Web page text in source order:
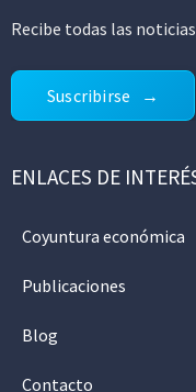
Recibe todas las noticias
Suscribirse
ENLACES DE
Coyuntura económica
Publicaciones
Blog
Contacto